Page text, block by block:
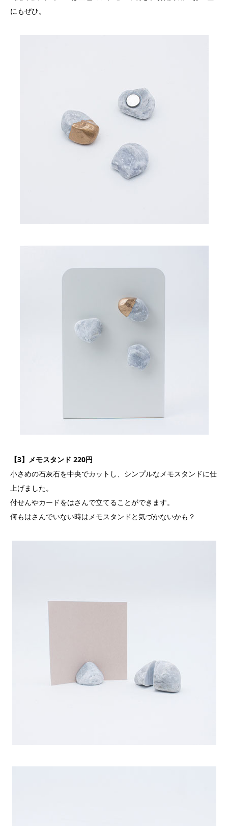
にもぜひ。
【3】メモスタンド 220円
小さめの石灰石を中央でカットし、シンプルなメモスタンドに仕
上げました。
付せんやカードをはさんで立てることができます。
何もはさんでいない時はメモスタンドと気づかないかも？